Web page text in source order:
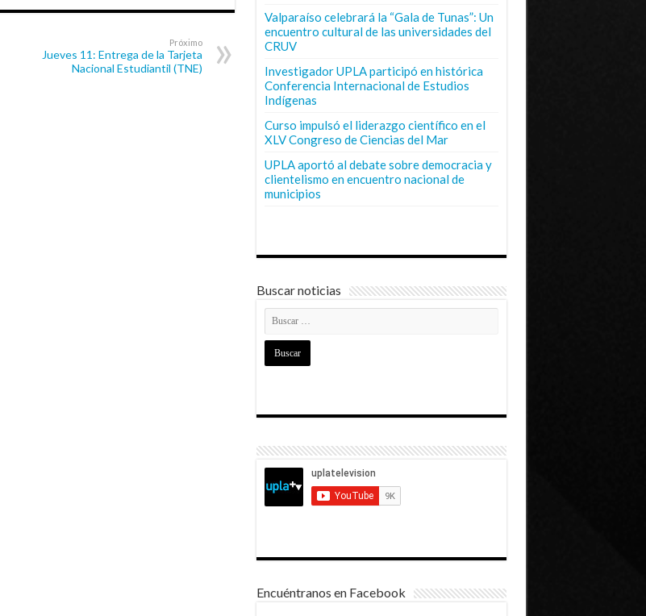
Próximo
Jueves 11: Entrega de la Tarjeta
Nacional Estudiantil (TNE)
Valparaíso celebrará la “Gala de Tunas”: Un
encuentro cultural de las universidades del
CRUV
Investigador UPLA participó en histórica
Conferencia Internacional de Estudios
Indígenas
Curso impulsó el liderazgo científico en el
XLV Congreso de Ciencias del Mar
UPLA aportó al debate sobre democracia y
clientelismo en encuentro nacional de
municipios
Buscar noticias
Encuéntranos en Facebook